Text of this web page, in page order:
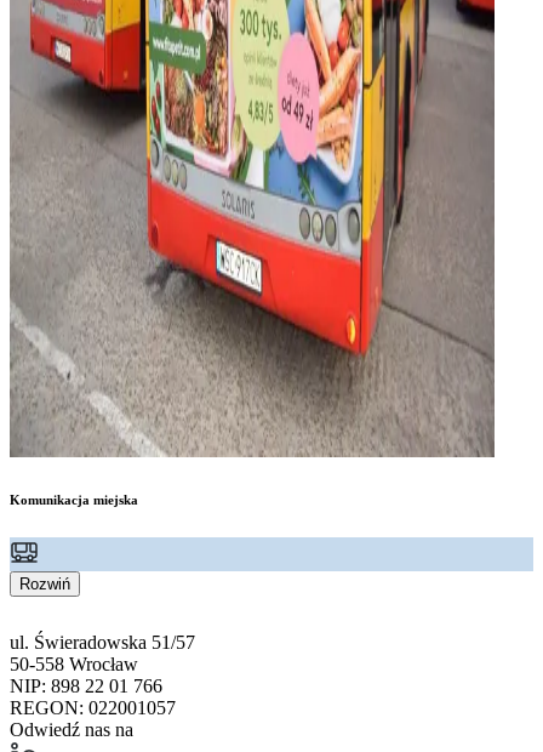
Komunikacja miejska
Rozwiń
ul. Świeradowska 51/57
50-558 Wrocław
NIP: 898 22 01 766
REGON: 022001057
Odwiedź nas na